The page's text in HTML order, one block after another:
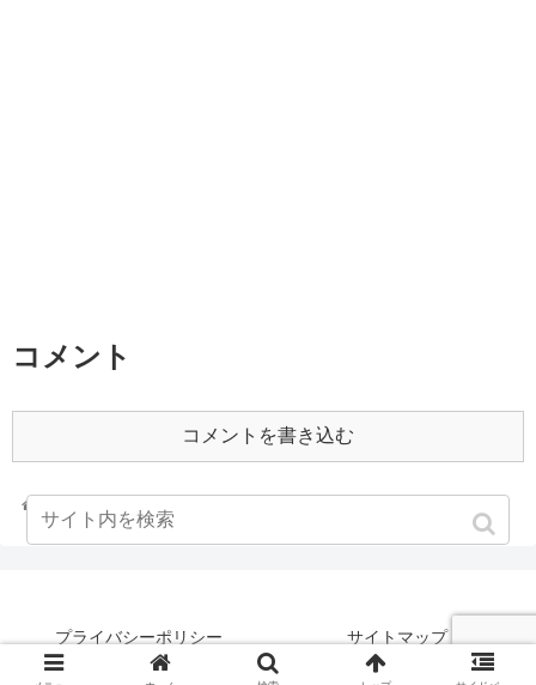
コメント
コメントを書き込む
プライバシーポリシー サイトマップ
©何もなさなかった男の記録